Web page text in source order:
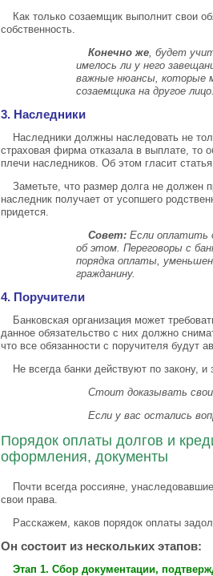
Как только созаемщик выполнит свои
собственность.
Конечно же , будет
имелось ли у него
важные нюансы, которые
созаемщика на другое лицо.
3. Наследники
Наследники должны наследовать не
страховая фирма отказала в выплате, то
плечи наследников. Об этом гласит
Заметьте, что размер долга не должен
наследник получает от усопшего
придется.
Совет: Если оплатить
об этом. Переговоры с
порядка оплаты,
гражданину.
4. Поручители
Банковская организация может
данное обязательство с них должно
что все обязанности с поручителя будут
Не всегда банки действуют по закону,
Стоит доказывать свои
Если у вас остались
Порядок оплаты долгов и
оформления, документы
Почти всегда россияне,
свои права.
Расскажем, каков порядок оплаты
Он состоит из нескольких этапов:
Этап 1. Сбор документации,